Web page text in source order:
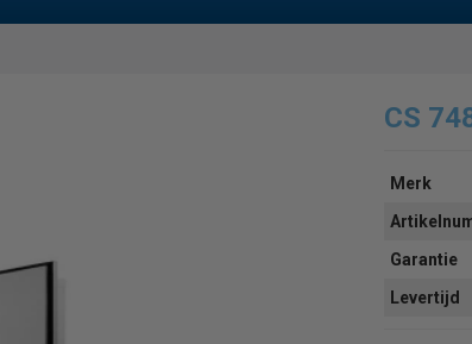
CS
Merk
Garantie
Levertijd